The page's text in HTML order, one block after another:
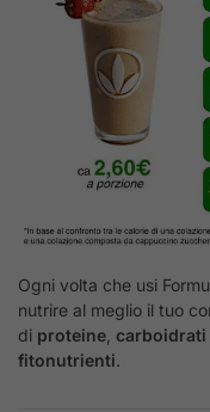
Ogni volta che usi
nutrire al meglio il tuo
di proteine carboidrati
fitonutrienti.